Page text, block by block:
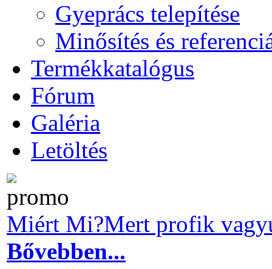
Gyeprács telepítése
Minősítés és
Termékkatalógus
Fórum
Galéria
Letöltés
Miért Mi?Mert profik
Bővebben...